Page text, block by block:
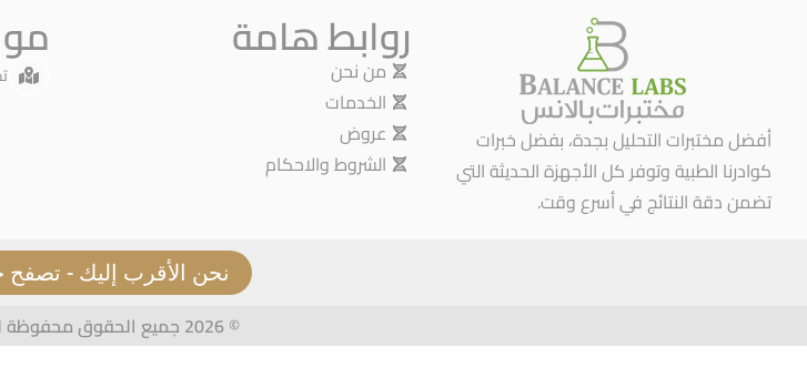
أفضل مختبرات التحليل بجدة، بفضل خبرات
كوادرنا الطبية وتوفر كل الأجهزة الحديثة التي
تضمن دقة النتائج في أسرع وقت.
روابط هامة
من نحن
الخدمات
عروض
الشروط والاحكام
نحن الأقرب إليك - تصفح
© 2026 جميع الحقوق محفوظة لمختبرات بالانس